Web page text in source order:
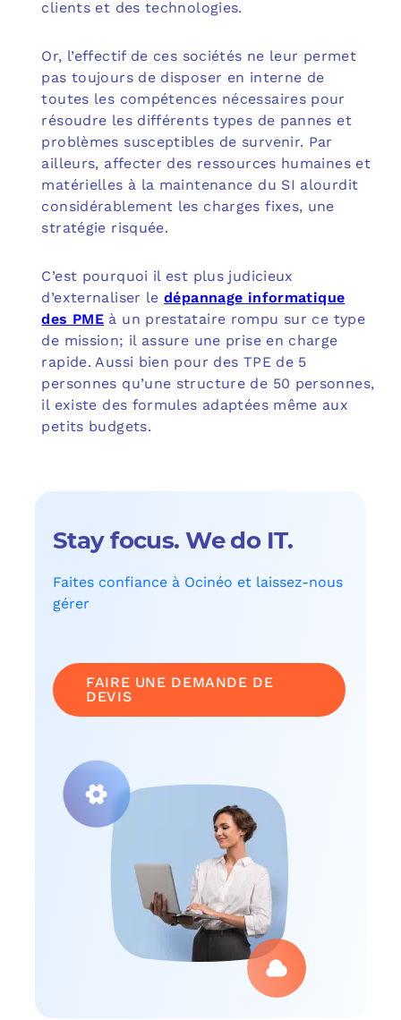
clients et des technologies.
Or, l’effectif de ces sociétés ne leur permet
pas toujours de disposer en interne de
toutes les compétences nécessaires pour
résoudre les différents types de pannes et
problèmes susceptibles de survenir. Par
ailleurs, affecter des ressources humaines et
matérielles à la maintenance du SI alourdit
considérablement les charges fixes, une
stratégie risquée.
C’est pourquoi il est plus judicieux
d’externaliser ledépannage informatique
des PME à un prestataire rompu sur ce type
de mission; il assure une prise en charge
rapide. Aussi bien pour des TPE de 5
personnes qu’une structure de 50 personnes,
il existe des formules adaptées même aux
petits budgets.
Stay focus. We do IT.
Faites confiance à Ocinéo et laissez-nous
gérer
FAIRE UNE DEMANDE DE
DEVIS